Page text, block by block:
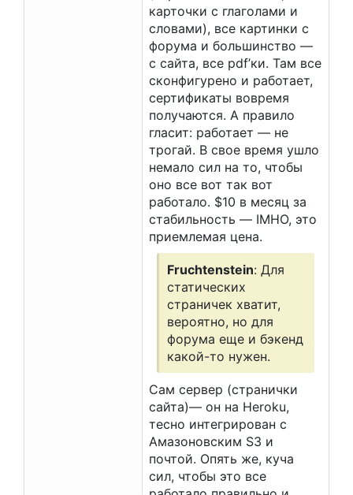
карточки с глаголами и
словами), все картинки c
форума и большинство —
с сайта, все pdf’ки. Там все
сконфигурено и работает,
сертификаты вовремя
получаются. А правило
гласит: работает — не
трогай. В свое время ушло
немало сил на то, чтобы
оно все вот так вот
работало. $10 в месяц за
стабильность — IMHO, это
приемлемая цена.
Fruchtenstein: Для
статических
страничек хватит,
вероятно, но для
форума еще и бэкенд
какой-то нужен.
Сам сервер (странички
сайта)— он на Heroku,
тесно интегрирован с
Амазоновским S3 и
почтой. Опять же, куча
сил, чтобы это все